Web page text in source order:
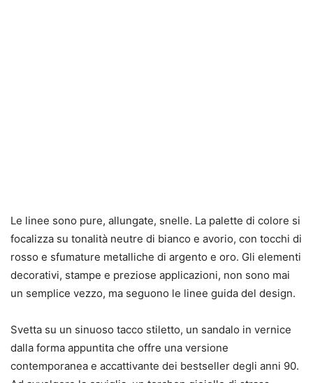
Le linee sono pure, allungate, snelle. La palette di colore si
focalizza su tonalità neutre di bianco e avorio, con tocchi di
rosso e sfumature metalliche di argento e oro. Gli elementi
decorativi, stampe e preziose applicazioni, non sono mai
un semplice vezzo, ma seguono le linee guida del design.
Svetta su un sinuoso tacco stiletto, un sandalo in vernice
dalla forma appuntita che offre una versione
contemporanea e accattivante dei bestseller degli anni 90.